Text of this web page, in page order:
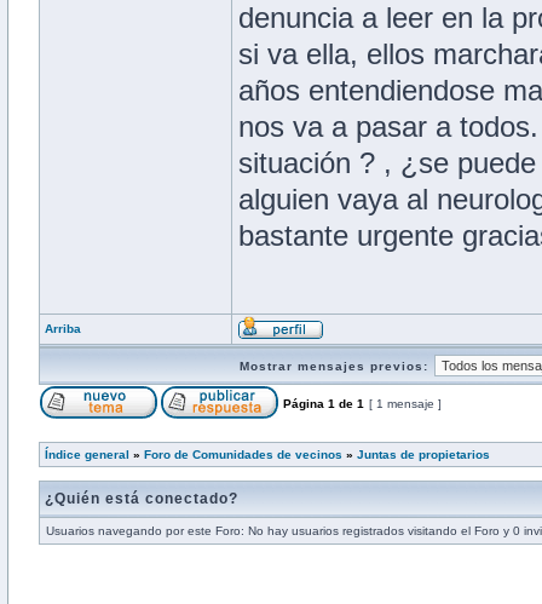
denuncia a leer en la
si va ella, ellos
años entendiendose
nos va a pasar a
situación ? , ¿se
alguien vaya al
bastante urgente
Arriba
Mostrar mensajes previos:
Página 1 de 1 [ 1 mensaje ]
Índice general » Foro de Comunidades de vecinos » Juntas de propietarios
¿Quién está conectado?
Usuarios navegando por este Foro: No hay usuarios registrados visitando el Foro y 0